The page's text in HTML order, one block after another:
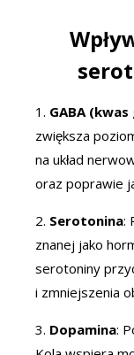
1. GABA
zwiększa
na układ
oraz poprawie
2. Serotonina:
znanej jako
serotoniny
i zmniejszenia
3. Dopamina: